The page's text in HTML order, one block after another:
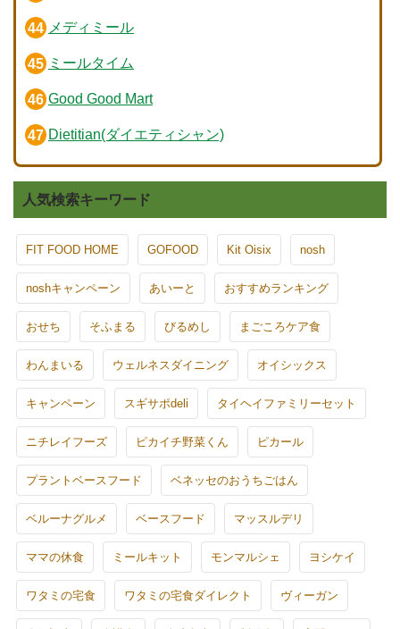
メディミール
ミールタイム
Good Good Mart
Dietitian(ダイエティシャン)
人気検索キーワード
FIT FOOD HOME GOFOOD Kit Oisix nosh
noshキャンペーン あいーと おすすめランキング
おせち そふまる びるめし まごころケア食
わんまいる ウェルネスダイニング オイシックス
キャンペーン スギサポdeli タイヘイファミリーセット
ニチレイフーズ ピカイチ野菜くん ピカール
プラントベースフード ベネッセのおうちごはん
ベルーナグルメ ベースフード マッスルデリ
ママの休食 ミールキット モンマルシェ ヨシケイ
ワタミの宅食 ワタミの宅食ダイレクト ヴィーガン